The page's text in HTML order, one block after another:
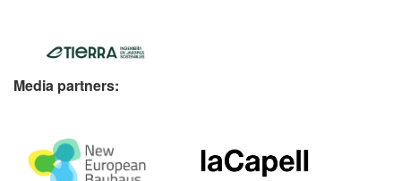
Media partners: